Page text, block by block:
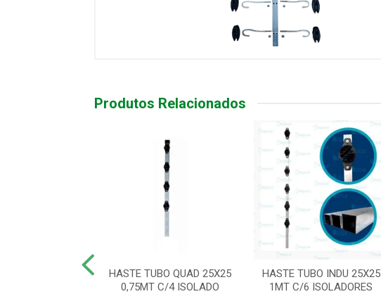
Produtos Relacionados
HASTE TUBO QUAD 25X25
0,75MT C/4 ISOLADO
HASTE TUBO INDU 25X25
1MT C/6 ISOLADORES